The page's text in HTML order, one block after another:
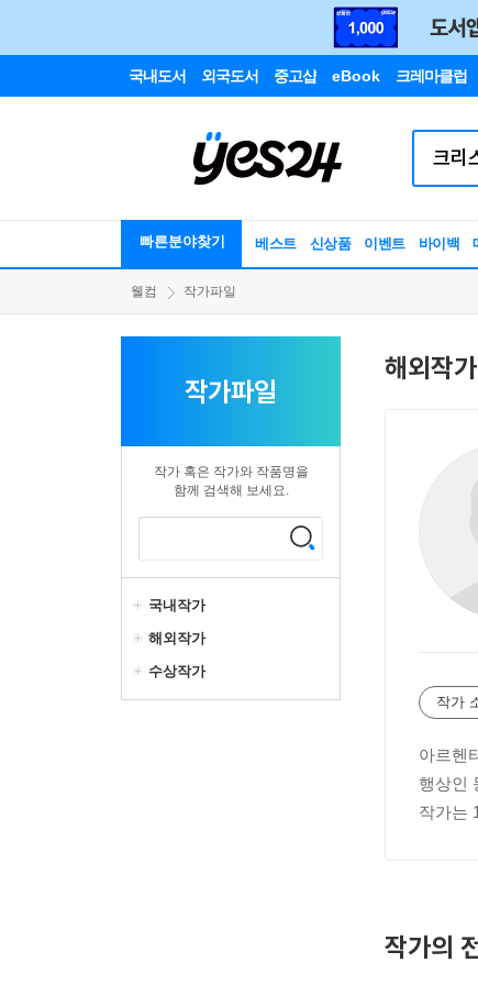
국내도서 외국도서 중고샵 eBook 크레마클럽
빠른분야찾기 베스트 신상품 이벤트 바이백
웰컴 작가파일
작가파일
작가 혹은 작가와 작품명을
함께 검색해 보세요.
국내작가
해외작가
수상작가
해외작가
작가
아르헨
행상인
작가는
작가의